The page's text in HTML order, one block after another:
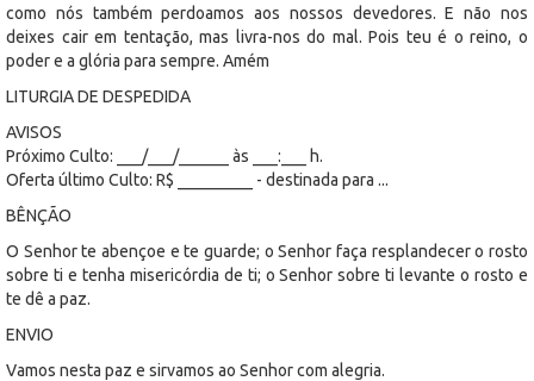
como nós também perdoamos aos nossos devedores. E não nos
deixes cair em tentação, mas livra-nos do mal. Pois teu é o reino, o
poder e a glória para sempre. Amém
LITURGIA DE DESPEDIDA
AVISOS
Próximo Culto: ___/___/______ às ___:___ h.
Oferta último Culto: R$ _________ - destinada para ...
BÊNÇÃO
O Senhor te abençoe e te guarde; o Senhor faça resplandecer o rosto
sobre ti e tenha misericórdia de ti; o Senhor sobre ti levante o rosto e
te dê a paz.
ENVIO
Vamos nesta paz e sirvamos ao Senhor com alegria.